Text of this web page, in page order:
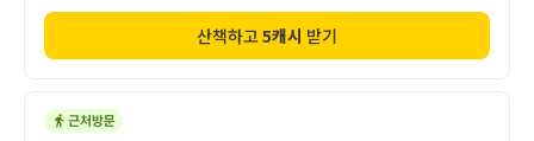
산책하고5캐시 받기